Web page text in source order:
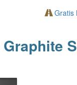
Gratis